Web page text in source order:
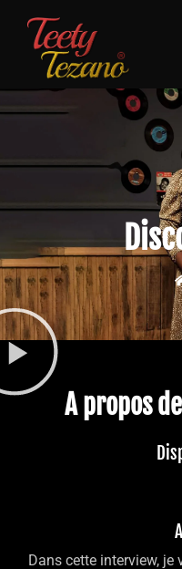
A propos
Dans cette interview,